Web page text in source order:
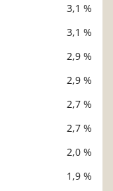
3,1 %
3,1 %
2,9 %
2,9 %
2,7 %
2,7 %
2,0 %
1,9 %